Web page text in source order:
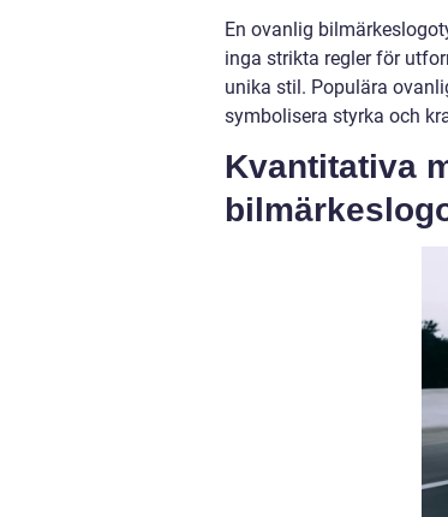
En ovanlig
inga strikta regler för
unika stil. Populära
symbolisera styrka och
Kvantitativa